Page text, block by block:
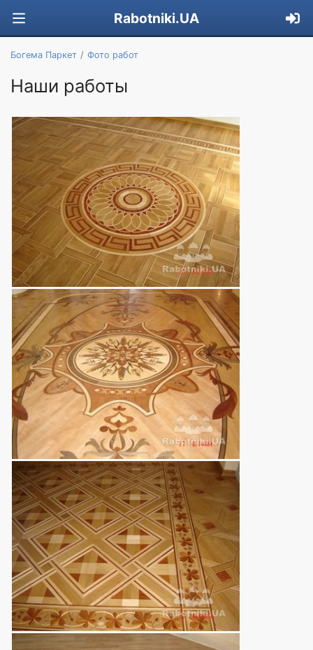
Rabotniki.UA
Богема Паркет Фото работ
Наши работы